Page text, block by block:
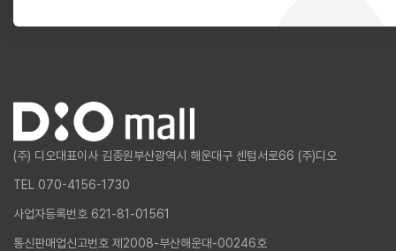
(주) 디오대표이사 김종원부산광역시 해운대구 센텀서로66 (주)디오
TEL 070-4156-1730
사업자등록번호 621-81-01561
통신판매업신고번호 제2008-부산해운대-00246호